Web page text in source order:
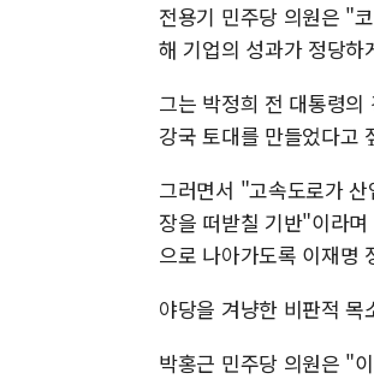
전용기 민주당 의원은 "
해 기업의 성과가 정당
그는 박정희 전 대통령
강국 토대를 만들었다고
그러면서 "고속도로가
장을 떠받칠 기반"이라
으로 나아가도록 이재명
야당을 겨냥한 비판적 목
박홍근 민주당 의원은 "